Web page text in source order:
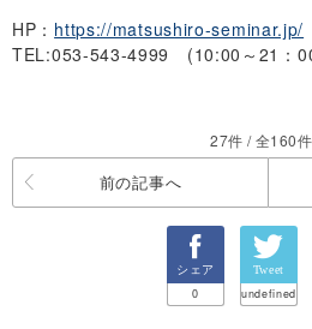
HP： https://matsushiro-seminar.jp/
TEL:053-543-4999 (10:00～21：
27件 / 全160
前の記事へ
シェア
0
Tweet
undefined